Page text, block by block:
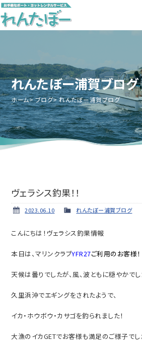
れんたぼー浦賀ブログ
ホーム ブログ れんたぼー浦賀ブログ
ヴェラシス釣果！！
2023.06.10 れんたぼー浦賀ブログ
こんにちは！ヴェラシス釣果情報
本日は、マリンクラブYFR27ご利用のお客様！
天候は曇りでしたが、風、波ともに穏やかでし
久里浜沖でエギングをされたようで、
イカ・ホウボウ・カサゴを釣られました！
大漁のイカGETでお客様も満足のご様子でし